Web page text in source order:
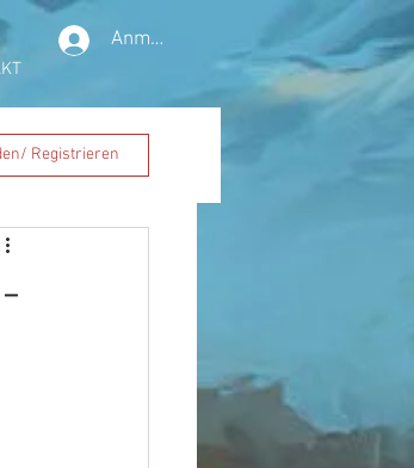
Anmelden
Registrieren